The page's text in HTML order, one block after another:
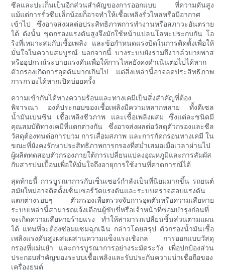
ซีลและปะเก็นเป็นอีกส่วนสำคัญของการออกแบบ ที่ความดันสูง
แม้แต่การรั่วซึมเล็กน้อยก็อาจทำให้เชื้อเพลิงรั่วไหลหรือมีอากาศ
เข้าไป ซึ่งอาจส่งผลต่อประสิทธิภาพการทำงานหรือสภาวะอันตราย
ได้ ดังนั้น ชุดกรองแรงดันสูงจึงมักใช้หน้าแปลนโลหะประกบกัน โอ
ริงที่เหมาะสมกับเชื้อเพลิง และข้อกำหนดแรงบิดในการติดตั้งเพื่อให้
มั่นใจในความสมบูรณ์ นอกจากนี้ บางระบบยังรวมถึงวาล์วบายพาส
หรืออุปกรณ์ระบายแรงดันเพื่อให้การไหลยังคงดำเนินต่อไปได้หาก
ตัวกรองเกิดการอุดตันมากเกินไป แต่สิ่งเหล่านี้อาจลดประสิทธิภาพ
การกรองได้หากเปิดบ่อยครั้ง
ความเข้ากันได้ทางความร้อนและทางเคมีเป็นสิ่งสำคัญที่ต้อง
พิจารณา องค์ประกอบของเชื้อเพลิงมีความหลากหลาย ทั้งดีเซล
น้ำมันเบนซิน เชื้อเพลิงชีวภาพ และเชื้อเพลิงผสม ซึ่งแต่ละชนิดมี
คุณสมบัติทางเคมีที่แตกต่างกัน ซึ่งอาจส่งผลต่อวัสดุตัวกรองและซีล
วัสดุต้องทนต่อการบวม การเสื่อมสภาพ และการกัดกร่อนทางเคมี ใน
ขณะที่ยังคงรักษาประสิทธิภาพการกรองที่สม่ำเสมอเมื่อเวลาผ่านไป
ผู้ผลิตทดสอบตัวกรองภายใต้การเปลี่ยนแปลงอุณหภูมิและการสัมผัส
กับสารปนเปื้อนเพื่อให้มั่นใจถึงอายุการใช้งานที่คาดการณ์ได้
สุดท้ายนี้ การบูรณาการกับเซ็นเซอร์กำลังเป็นที่นิยมมากขึ้น รถยนต์
สมัยใหม่อาจติดตั้งเซ็นเซอร์วัดแรงดันและระบบตรวจสอบแรงดัน
แตกต่างรอบๆ ตัวกรองเพื่อตรวจจับการอุดตันหรือความเสียหาย
ระบบเหล่านี้สามารถแจ้งเตือนผู้ขับขี่หรือเจ้าหน้าที่ซ่อมบำรุงก่อนที่
จะเกิดความเสียหายร้ายแรง ทำให้สามารถเปลี่ยนชิ้นส่วนตามแผน
ได้ แทนที่จะต้องซ่อมแซมฉุกเฉิน กล่าวโดยสรุป ตัวกรองน้ำมันเชื้อ
เพลิงแรงดันสูงผสมผสานความแข็งแรงเชิงกล การออกแบบวัสดุ
กรองที่แม่นยำ และการบูรณาการอย่างระมัดระวัง เพื่อปกป้องส่วน
ประกอบสำคัญของระบบเชื้อเพลิงและรับประกันความน่าเชื่อถือของ
เครื่องยนต์